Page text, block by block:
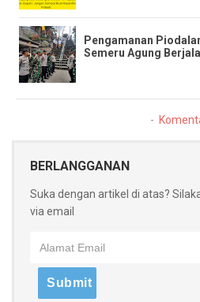
Pengamanan
Semeru Agung
BERLANGGANAN
Suka dengan artikel di atas?
via email